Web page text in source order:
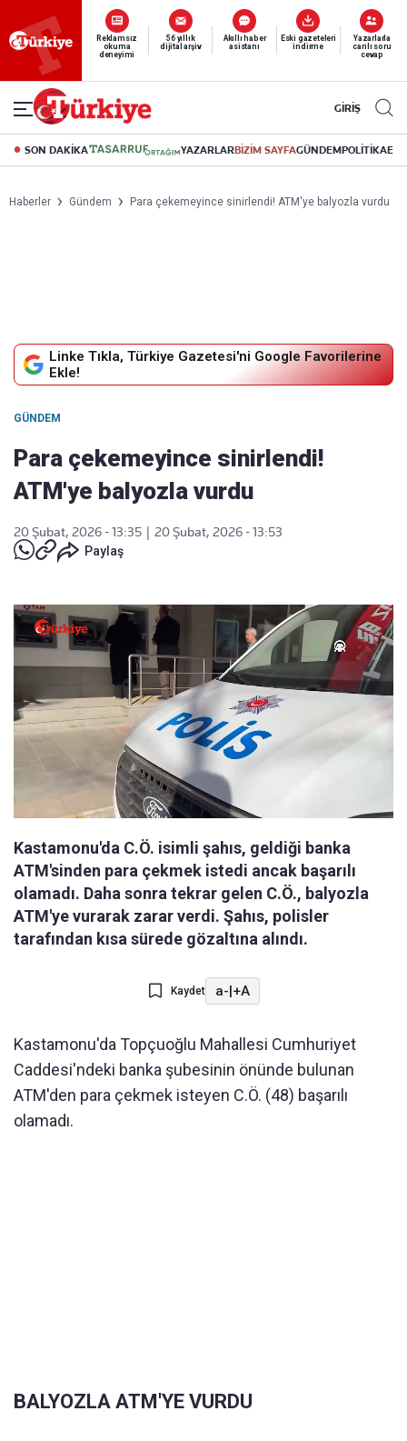
Yeni nesil dijital
abonelik 19 TL’den başlayan fiyatlarla.
GİRİŞ
SON DAKİKA YAZARLARBİZİM SAYFAGÜNDEMPOLİTİKA
Haberler Gündem Para çekemeyince sinirlendi! ATM'ye balyozla vurdu
Linke Tıkla, Türkiye Gazetesi'ni Google Favorilerine
Ekle!
GÜNDEM
Para çekemeyince sinirlendi!
ATM'ye balyozla vurdu
20 Şubat, 2026 - 13:35
20 Şubat, 2026 - 13:53
Paylaş
Kastamonu'da C.Ö. isimli şahıs, geldiği banka
ATM'sinden para çekmek istedi ancak başarılı
olamadı. Daha sonra tekrar gelen C.Ö., balyozla
ATM'ye vurarak zarar verdi. Şahıs, polisler
tarafından kısa sürede gözaltına alındı.
Kaydet a-|+A
Kastamonu'da Topçuoğlu Mahallesi Cumhuriyet
Caddesi'ndeki banka şubesinin önünde bulunan
ATM'den para çekmek isteyen C.Ö. (48) başarılı
olamadı.
BALYOZLA ATM'YE VURDU